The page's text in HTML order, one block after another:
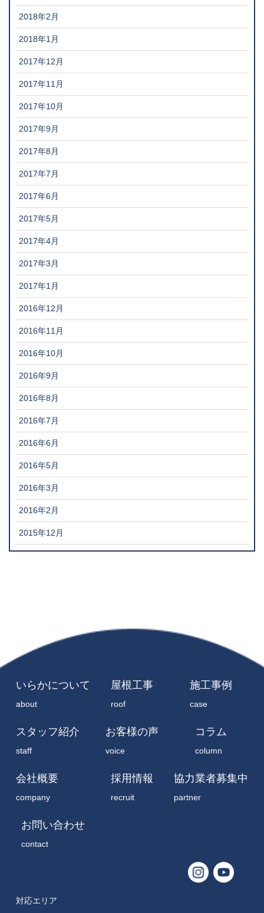
2018年2月
2018年1月
2017年12月
2017年11月
2017年10月
2017年9月
2017年8月
2017年7月
2017年6月
2017年5月
2017年4月
2017年3月
2017年1月
2016年12月
2016年11月
2016年10月
2016年9月
2016年8月
2016年7月
2016年6月
2016年5月
2016年3月
2016年2月
2015年12月
いらかについて
about
屋根工事
roof
施工事例
case
スタッフ紹介
staff
お客様の声
voice
コラム
column
会社概要
company
採用情報
recruit
協力業者募集中
partner
お問い合わせ
contact
対応エリア